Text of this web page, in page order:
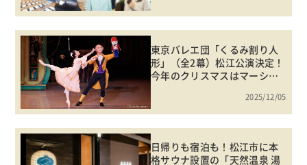
東京バレエ団「くるみ割り人
形」（全2幕）松江公演決定！
今年のクリスマスはマーシャ
とともに冒険の世界へ！
2025/12/05
日帰りも宿泊も！松江市に本
格サウナ設置の「天然温泉 湯